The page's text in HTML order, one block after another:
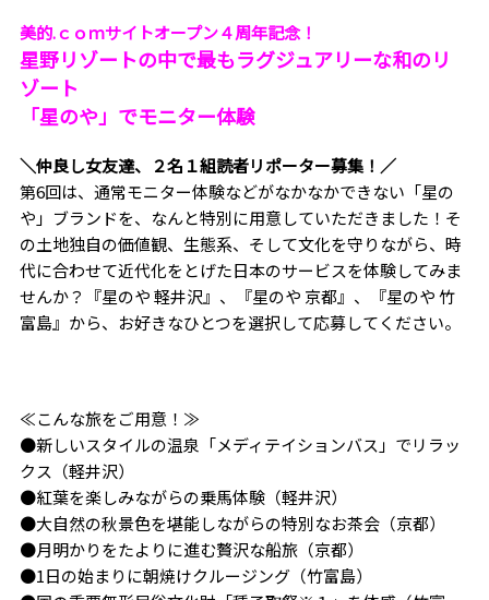
美的.ｃｏｍサイトオープン４周年記念！
星野リゾートの中で最もラグジュアリーな和のリ
ゾート
「星のや」でモニター体験
＼仲良し女友達、２名１組読者リポーター募集！／
第6回は、通常モニター体験などがなかなかできない「星の
や」ブランドを、なんと特別に用意していただきました！そ
の土地独自の価値観、生態系、そして文化を守りながら、時
代に合わせて近代化をとげた日本のサービスを体験してみま
せんか？『星のや 軽井沢』、『星のや 京都』、『星のや 竹
富島』から、お好きなひとつを選択して応募してください。
≪こんな旅をご用意！≫
●新しいスタイルの温泉「メディテイションバス」でリラッ
クス（軽井沢）
●紅葉を楽しみながらの乗馬体験（軽井沢）
●大自然の秋景色を堪能しながらの特別なお茶会（京都）
●月明かりをたよりに進む贅沢な船旅（京都）
●1日の始まりに朝焼けクルージング（竹富島）